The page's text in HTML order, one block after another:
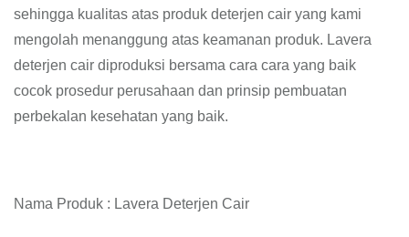
sehingga kualitas atas produk deterjen cair yang kami
mengolah menanggung atas keamanan produk. Lavera
deterjen cair diproduksi bersama cara cara yang baik
cocok prosedur perusahaan dan prinsip pembuatan
perbekalan kesehatan yang baik.
Nama Produk : Lavera Deterjen Cair